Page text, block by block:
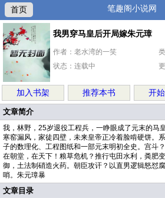
首页 笔趣阁小说网
我男穿马皇后开局嫁朱元璋
作者：老水湾的一笑
状态：连载中
加入书架 推荐本书 开
文章简介
我，林野，25岁退役工程兵，一睁眼成了元末的马
寒窑漏风，家徒四壁，未来皇帝正冷着脸啃硬饼。
子的数理化、工程图纸和一部元末明初全史。宫斗
在朝堂，在天下！粮草危机？推行屯田水利，粪肥
御，土法制硝造火药。朝臣攻讦？以直男逻辑怒怼
哨。朱元璋暴
文章目录